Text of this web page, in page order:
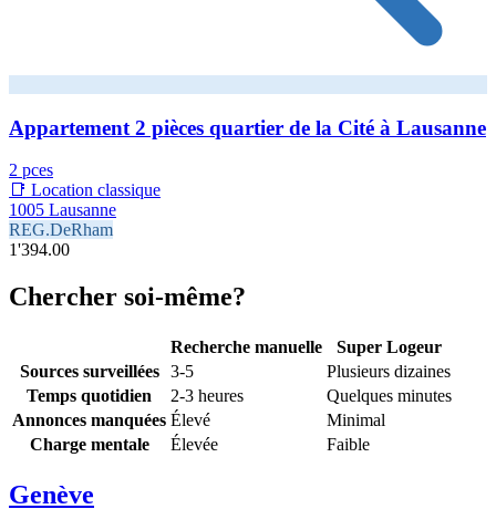
Appartement 2 pièces quartier de la Cité à Lausanne
2 pces
📑 Location classique
1005 Lausanne
REG.DeRham
1'394.00
Chercher soi-même?
Recherche manuelle
Super Logeur
Sources surveillées
3-5
Plusieurs dizaines
Temps quotidien
2-3 heures
Quelques minutes
Annonces manquées Élevé
Minimal
Charge mentale
Élevée Faible
Genève